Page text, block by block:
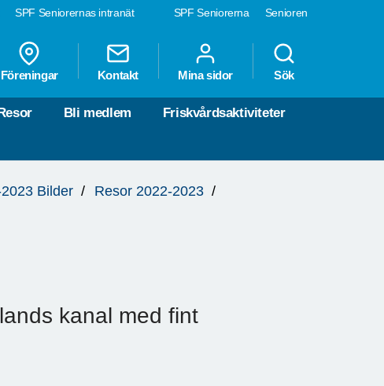
SPF Seniorerna Senioren
SPF Seniorernas intranät
Föreningar Kontakt Mina sidor Sök
Resor Bli medlem Friskvårdsaktiviteter
Bilder
Resor 2022-2023
kanal med fint